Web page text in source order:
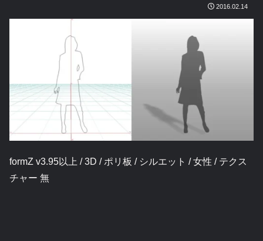
2016.02.14
formZ v3.95以上 / 3D / ポリ板 / シルエット / 女性 / テクス
チャー 無